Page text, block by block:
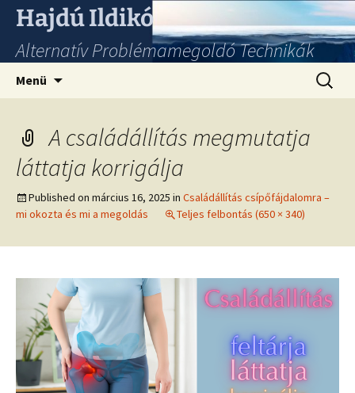
Hajdú Ildikó
Alternatív Problémamegoldó Technikák
Menü
A családállítás megmutatja
láttatja korrigálja
Published on március 16, 2025 in Családállítás csípőfájdalomra –
mi okozta és mi a megoldás
Teljes felbontás (650 × 340)